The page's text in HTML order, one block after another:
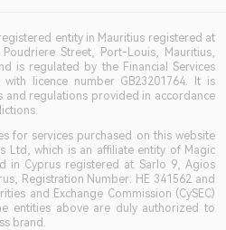
entity in Mauritius registered at
Street, Port-Louis, Mauritius,
is regulated by the Financial Services
licence number GB23201764. It is
and regulations provided in accordance
for services purchased on this website
Ltd, which is an affiliate entity of Magic
in Cyprus registered at Sarlo 9, Agios
Registration Number: HE 341562 and
and Exchange Commission (CySEC)
entities above are duly authorized to
brand.